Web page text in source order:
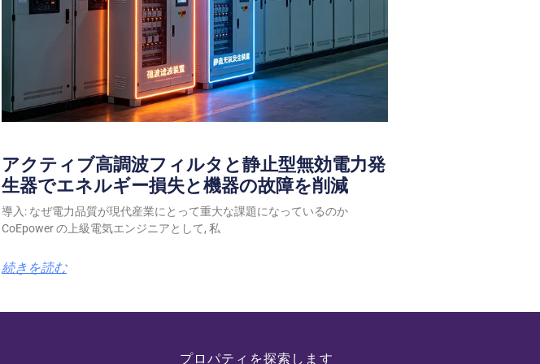
アクティブ高調波フィルタと静止型無効電力発
生器でエネルギー損失と機器の故障を削減
導入: なぜ電力品質が現代産業にとって重大な課題になっているのか
CoEpower の上級電気エンジニアとして, 私
続きを読む
プロパティを探索します